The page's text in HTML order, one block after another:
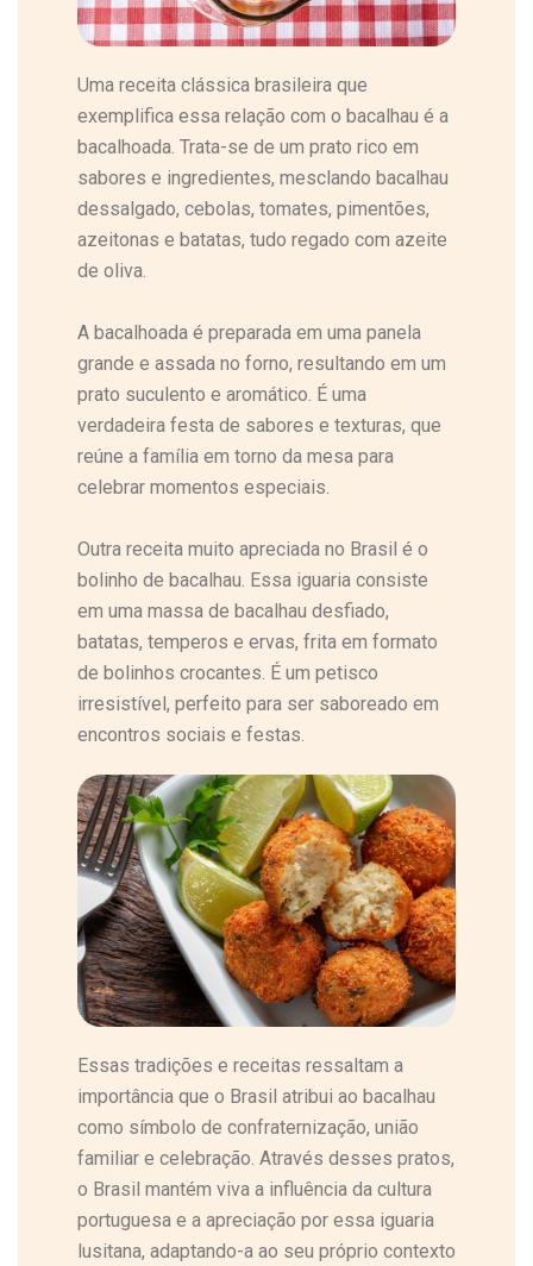
Uma receita clássica brasileira que
exemplifica essa relação com o bacalhau é a
bacalhoada. Trata-se de um prato rico em
sabores e ingredientes, mesclando bacalhau
dessalgado, cebolas, tomates, pimentões,
azeitonas e batatas, tudo regado com azeite
de oliva.
A bacalhoada é preparada em uma panela
grande e assada no forno, resultando em um
prato suculento e aromático. É uma
verdadeira festa de sabores e texturas, que
reúne a família em torno da mesa para
celebrar momentos especiais.
Outra receita muito apreciada no Brasil é o
bolinho de bacalhau. Essa iguaria consiste
em uma massa de bacalhau desfiado,
batatas, temperos e ervas, frita em formato
de bolinhos crocantes. É um petisco
irresistível, perfeito para ser saboreado em
encontros sociais e festas.
Essas tradições e receitas ressaltam a
importância que o Brasil atribui ao bacalhau
como símbolo de confraternização, união
familiar e celebração. Através desses pratos,
o Brasil mantém viva a influência da cultura
portuguesa e a apreciação por essa iguaria
lusitana, adaptando-a ao seu próprio contexto